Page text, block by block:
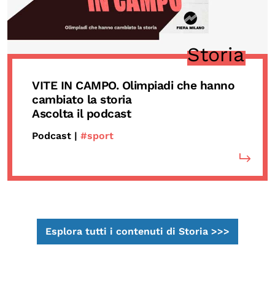
Storia
VITE IN CAMPO. Olimpiadi che hanno
cambiato la storia
Ascolta il podcast
Podcast | #sport
Esplora tutti i contenuti di Storia >>>